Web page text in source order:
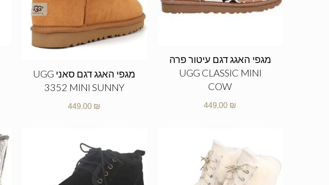
מגפי האגג דגם עיטור פרה
UGG CLASSIC MINI
COW
449.00 ₪
מגפי האגג דגם סאני UGG
3352 MINI SUNNY
449.00 ₪